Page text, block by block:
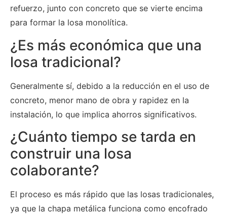
refuerzo, junto con concreto que se vierte encima
para formar la losa monolítica.
¿Es más económica que una
losa tradicional?
Generalmente sí, debido a la reducción en el uso de
concreto, menor mano de obra y rapidez en la
instalación, lo que implica ahorros significativos.
¿Cuánto tiempo se tarda en
construir una losa
colaborante?
El proceso es más rápido que las losas tradicionales,
ya que la chapa metálica funciona como encofrado